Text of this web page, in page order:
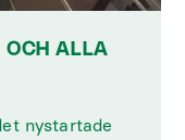
OCH ALLA
nystartade